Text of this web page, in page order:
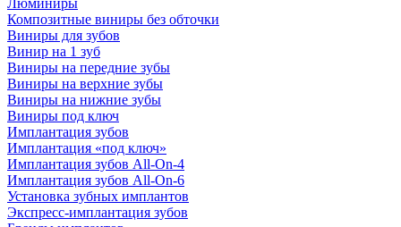
Люминиры
Композитные виниры без обточки
Виниры для зубов
Винир на 1 зуб
Виниры на передние зубы
Виниры на верхние зубы
Виниры на нижние зубы
Виниры под ключ
Имплантация зубов
Имплантация «под ключ»
Имплантация зубов All-On-4
Имплантация зубов All-On-6
Установка зубных имплантов
Экспресс-имплантация зубов